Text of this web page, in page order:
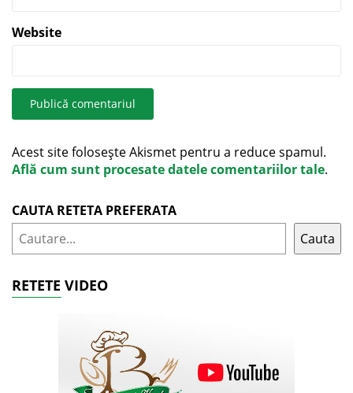
Website
Acest site folosește Akismet pentru a reduce spamul.
Află cum sunt procesate datele comentariilor tale.
CAUTA RETETA PREFERATA
Cauta
RETETE VIDEO